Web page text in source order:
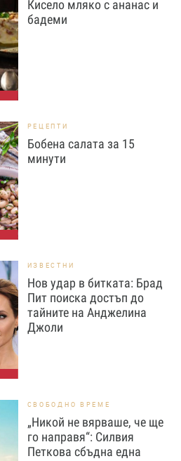
Кисело мляко с ананас и
бадеми
РЕЦЕПТИ
Бобена салата за 15
минути
ИЗВЕСТНИ
Нов удар в битката: Брад
Пит поиска достъп до
тайните на Анджелина
Джоли
СВОБОДНО ВРЕМЕ
„Никой не вярваше, че ще
го направя“: Силвия
Петкова сбъдна една